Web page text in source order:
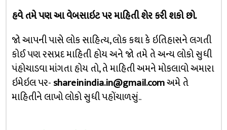
હવે તમે પણ આ વેબસાઇટ પર માહિતી શેર કરી શકો છો.
જો આપની પાસે લોક સાહિત્ય, લોક કથા કે ઇતિહાસને લગતી
કોઈ પણ રસપ્રદ માહિતી હોય અને જો તમે તે અન્ય લોકો સુધી
પંહોચાડવા માંગતા હોય તો, તે માહિતી અમને મોકલાવો અમારા
ઇમેઇલ પર-shareinindia.in@gmail.comઅમે તે
માહિતીને લાખો લોકો સુધી પહોંચાળસું..